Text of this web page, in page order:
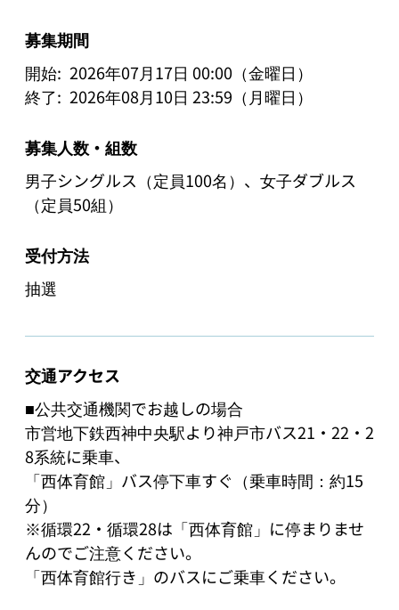
募集期間
開始: 2026年07月17日 00:00（金曜日）
終了: 2026年08月10日 23:59（月曜日）
募集人数・組数
男子シングルス（定員100名）、女子ダブルス
（定員50組）
受付方法
抽選
交通アクセス
■公共交通機関でお越しの場合
市営地下鉄西神中央駅より神戸市バス21・22・2
8系統に乗車、
「西体育館」バス停下車すぐ（乗車時間：約15
分）
※循環22・循環28は「西体育館」に停まりませ
んのでご注意ください。
「西体育館行き」のバスにご乗車ください。